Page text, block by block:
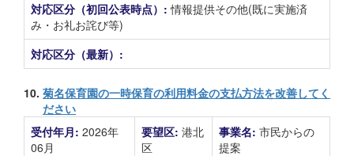
対応区分（初回公表時点）:情報提供その他(既に実施済
み・お礼お詫び等)
対応区分（最新）:
10. 菊名保育園の一時保育の利用料金の支払方法を改善してく
ださい
受付年月: 2026年
06月
要望区: 港北
区
事業名: 市民からの
提案